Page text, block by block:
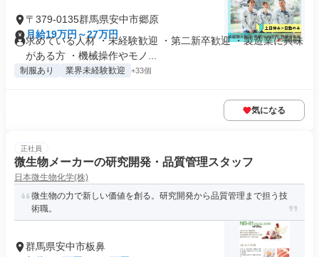
〒379-0135群馬県安中市郷原
月給19万円～27万円
求めている人材 ・未経験歓迎 ・第二新卒歓迎 ・製造業に興味
がある方 ・機械操作やモノ...
制服あり 業界未経験歓迎 +33個
気になる
正社員
微生物メーカーの研究開発・品質管理スタッフ
日本微生物化学(株)
微生物の力で新しい価値を創る。研究開発から品質管理まで担う技
術職。
群馬県安中市板鼻